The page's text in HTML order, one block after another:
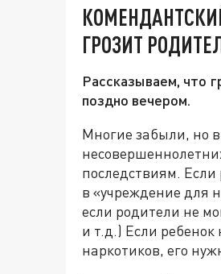
ГРОЗИТ
Рассказываем, что
поздно вечером.
Многие забыли, но в
последствиям. Если
в «учреждение для
если родители не
и т.д.) Если
наркотиков, его